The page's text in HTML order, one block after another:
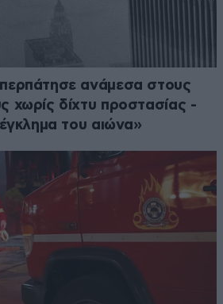
ανάμεσα στους
χωρίς δίχτυ προστασίας -
του αιώνα»